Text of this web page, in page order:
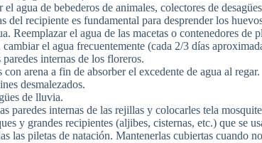
agua de bebederos de animales, colectores de
del recipiente es fundamental para desprender los
Reemplazar el agua de las macetas o contenedores de
el agua frecuentemente (cada 2/3 días
internas de los floreros.
arena a fin de absorber el excedente de agua al regar.
desmalezados.
de lluvia.
paredes internas de las rejillas y colocarles tela
y grandes recipientes (aljibes, cisternas, etc.) que se
las piletas de natación. Mantenerlas cubiertas cuando